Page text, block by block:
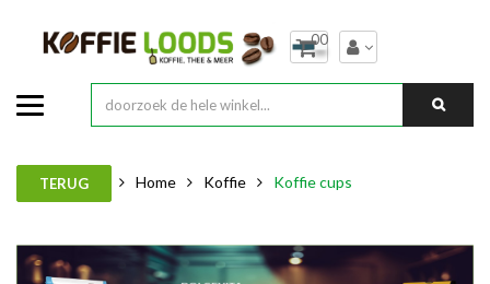
00
TERUG Home Koffie Koffie cups